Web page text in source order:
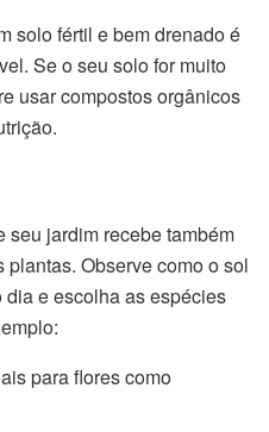
solo fértil e bem drenado é
Se o seu solo for muito
usar compostos orgânicos
seu jardim recebe também
Observe como o sol
e escolha as espécies
para flores como